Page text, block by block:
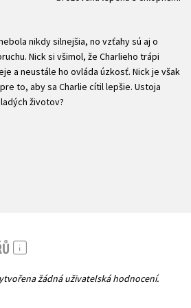
nikdy silnejšia, no vzťahy sú aj o
Nick si všimol, že Charlieho trápi
a neustále ho ovláda úzkosť. Nick je však
to, aby sa Charlie cítil lepšie. Ustoja
životov?
žádná uživatelská hodnocení.